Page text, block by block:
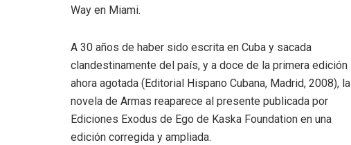
Way en Miami.
A 30 años de haber sido escrita en Cuba y sacada
clandestinamente del país, y a doce de la primera edición
ahora agotada (Editorial Hispano Cubana, Madrid, 2008), la
novela de Armas reaparece al presente publicada por
Ediciones Exodus de Ego de Kaska Foundation en una
edición corregida y ampliada.